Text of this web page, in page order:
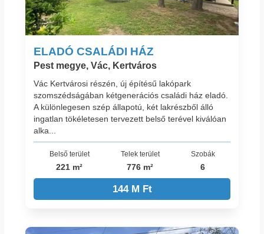
ELADÓ CSALÁDI HÁZ
Pest megye, Vác, Kertváros
Vác Kertvárosi részén, új építésű lakópark
szomszédságában kétgenerációs családi ház eladó.
A különlegesen szép állapotú, két lakrészből álló
ingatlan tökéletesen tervezett belső terével kiválóan
alka...
Belső terület
221 m²
Telek terület
776 m²
Szobák
6
144 M Ft